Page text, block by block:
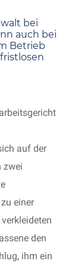
bei
auch bei
Betrieb
auf der
zwei
einer
den
ihm ein